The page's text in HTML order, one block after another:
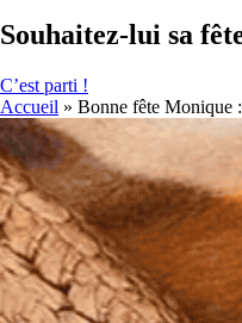
Souhaitez-lui sa
C’est parti !
Accueil » Bonne fête Monique